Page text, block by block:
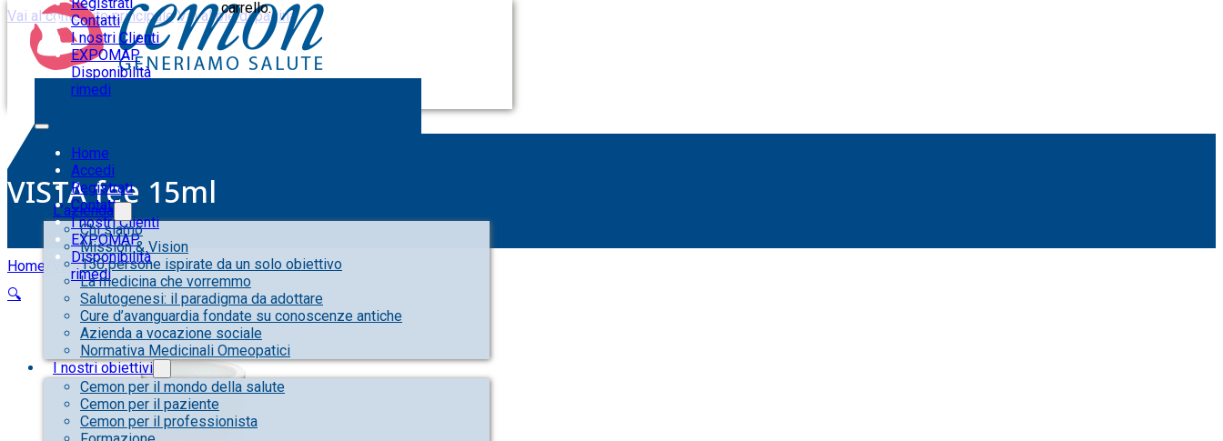
Vai al contenuto principale Vai al piè di pagina
Contatti
I nostri Clienti
EXPOMAP
Disponibilità
rimedi
Home
Accedi
Registrati
Contatti
I nostri Clienti
EXPOMAP
Disponibilità
rimedi
carrello.
L’azienda
Chi siamo
Mission & Vision
150 persone ispirate da un solo obiettivo
La medicina che vorremmo
Salutogenesi: il paradigma da adottare
Cure d’avanguardia fondate su conoscenze antiche
Azienda a vocazione sociale
Normativa Medicinali Omeopatici
I nostri obiettivi
Cemon per il mondo della salute
Cemon per il paziente
Cemon per il professionista
VISTA fee 15ml
Home Varie/VISTA fee 15ml
🔍